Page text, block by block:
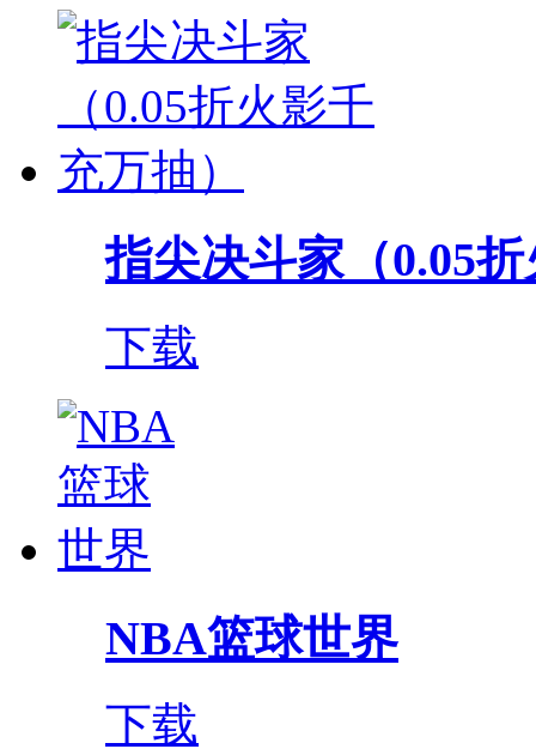
指尖决斗家（0.05
下载
NBA篮球世界
下载